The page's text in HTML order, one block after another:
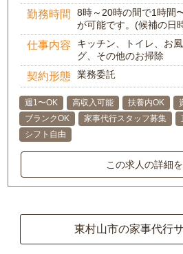
勤務時間
8時～20時の間で1時間
が可能です。(候補の日
仕事内容
キッチン、トイレ、お
グ、その他のお掃除
契約形態 業務委託
週1〜OK 高収入可能 扶養内OK
ブランクOK
家事代行スタッフ募集
シフト自由
この求人の詳細
東村山市の家事代行